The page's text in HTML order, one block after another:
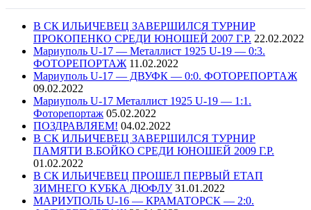
В СК ИЛЬИЧЕВЕЦ ЗАВЕРШИЛСЯ ТУРНИР
ПРОКОПЕНКО СРЕДИ ЮНОШЕЙ 2007 Г.Р. 22.02.2022
Мариуполь U-17 — Металлист 1925 U-19 — 0:3.
ФОТОРЕПОРТАЖ 11.02.2022
Мариуполь U-17 — ДВУФК — 0:0. ФОТОРЕПОРТАЖ
09.02.2022
Мариуполь U-17 Металлист 1925 U-19 — 1:1.
Фоторепортаж 05.02.2022
ПОЗДРАВЛЯЕМ! 04.02.2022
В СК ИЛЬИЧЕВЕЦ ЗАВЕРШИЛСЯ ТУРНИР
ПАМЯТИ В.БОЙКО СРЕДИ ЮНОШЕЙ 2009 Г.Р.
01.02.2022
В СК ИЛЬИЧЕВЕЦ ПРОШЕЛ ПЕРВЫЙ ЕТАП
ЗИМНЕГО КУБКА ДЮФЛУ 31.01.2022
МАРИУПОЛЬ U-16 — КРАМАТОРСК — 2:0.